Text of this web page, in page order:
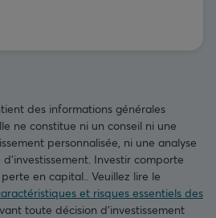
des informations générales
ne constitue ni un conseil ni une
personnalisée, ni une analyse
Investir comporte
en capital.. Veuillez lire le
et risques essentiels des
toute décision d’investissement